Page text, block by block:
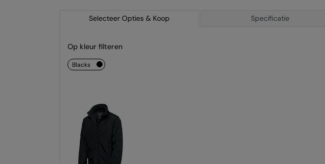
Selecteer Opties & Koop Specificatie
Op kleur filteren
blacks